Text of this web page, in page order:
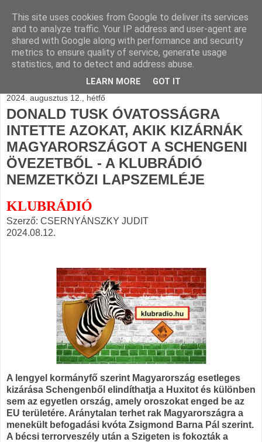
BLOGÁSZAT, napi
blogjava
2024. augusztus 12., hétfő
DONALD TUSK ÓVATOSSÁGRA
INTETTE AZOKAT, AKIK KIZÁRNÁK
MAGYARORSZÁGOT A SCHENGENI
ÖVEZETBŐL - A KLUBRÁDIÓ
NEMZETKÖZI LAPSZEMLÉJE
KLUBRÁDIÓ
Szerző: CSERNYÁNSZKY JUDIT
2024.08.12.
A lengyel kormányfő szerint Magyarország esetleges
kizárása Schengenből elindíthatja a Huxitot és különben
sem az egyetlen ország, amely oroszokat enged be az
EU területére. Aránytalan terhet rak Magyarországra a
menekült befogadási kvóta Zsigmond Barna Pál szerint.
A bécsi terrorveszély után a Szigeten is fokozták a
This site uses cookies from Google to deliver its services
and to analyze traffic. Your IP address and user-agent are
shared with Google along with performance and security
metrics to ensure quality of service, generate usage
statistics, and to detect and address abuse.
LEARN MORE GOT IT